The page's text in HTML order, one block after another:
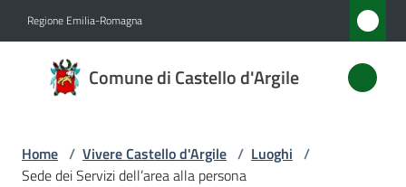
Regione Emilia-Romagna
Comune di Castello d'Argile
Comune
di
d'Argile
Home / Vivere Castello d'Argile / Luoghi /
Sede dei Servizi dell’area alla persona